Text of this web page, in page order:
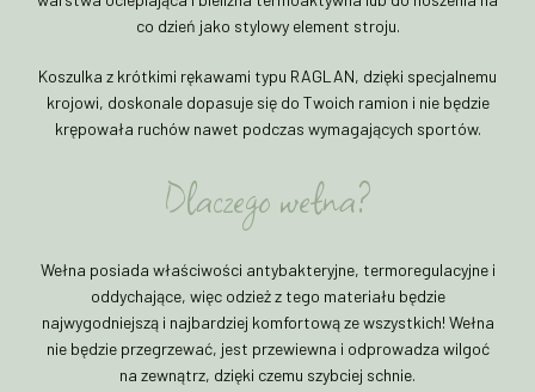
co dzień jako stylowy element stroju.
Koszulka z krótkimi rękawami typu RAGLAN, dzięki specjalnemu
krojowi, doskonale dopasuje się do Twoich ramion i nie będzie
krępowała ruchów nawet podczas wymagających sportów.
Dlaczego wełna?
Wełna posiada właściwości antybakteryjne, termoregulacyjne i
oddychające, więc odzież z tego materiału będzie
najwygodniejszą i najbardziej komfortową ze wszystkich! Wełna
nie będzie przegrzewać, jest przewiewna i odprowadza wilgoć
na zewnątrz, dzięki czemu szybciej schnie.